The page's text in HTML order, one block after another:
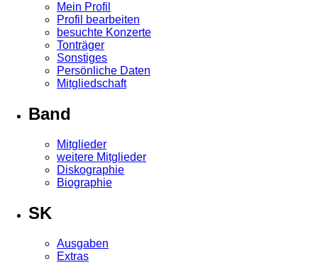
Mein Profil
Profil bearbeiten
besuchte Konzerte
Tonträger
Sonstiges
Persönliche Daten
Mitgliedschaft
Band
Mitglieder
weitere Mitglieder
Diskographie
Biographie
SK
Ausgaben
Extras